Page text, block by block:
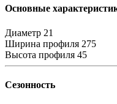
Основные
Диаметр 21
Ширина профиля 275
Высота профиля 45
Сезонность